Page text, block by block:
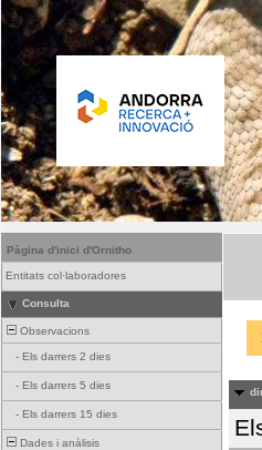
Pàgina d'inici d'Ornitho
Entitats col·laboradores
Consulta
Observacions
- Els darrers 2 dies
- Els darrers 5 dies
- Els darrers 15 dies
Dades i anàlisis